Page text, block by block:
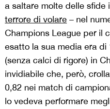
a saltare molte delle sfide
terrore di volare – nel
Champions League per il
esatto la sua media era di
(senza calci di rigore) in
invidiabile che, però,
0,82 nei match di
lo vedeva performare